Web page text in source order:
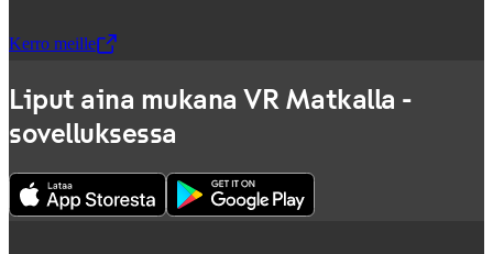
Kerro meille
,Avataan uudessa välilehdessä
Liput aina mukana VR Matkalla -
sovelluksessa